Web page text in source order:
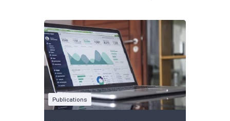
Publications